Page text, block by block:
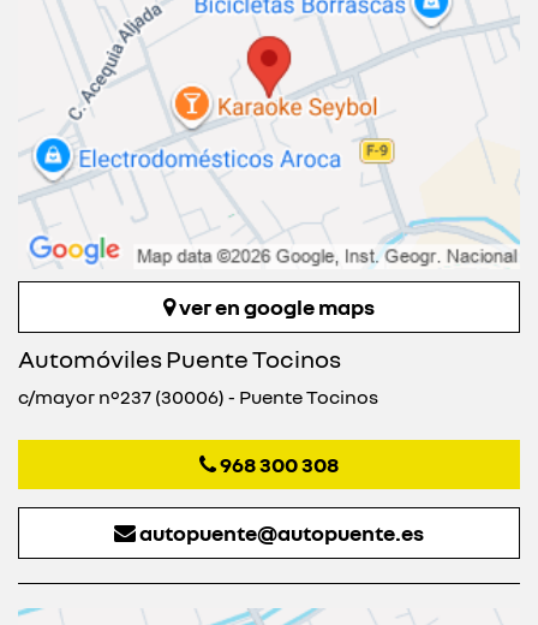
ver en google maps
Automóviles Puente Tocinos
c/mayor nº237 (30006) - Puente Tocinos
968 300 308
autopuente@autopuente.es